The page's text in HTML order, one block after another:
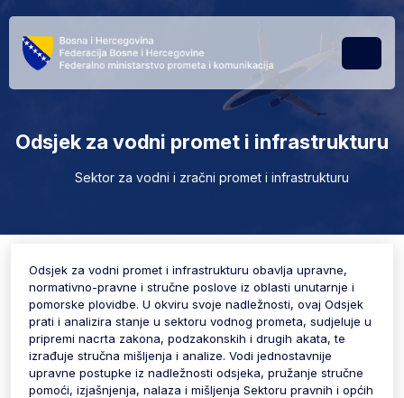
Menu
Odsjek za vodni promet i infrastrukturu
Sektor za vodni i zračni promet i infrastrukturu
Odsjek za vodni promet i infrastrukturu obavlja upravne,
normativno-pravne i stručne poslove iz oblasti unutarnje i
pomorske plovidbe. U okviru svoje nadležnosti, ovaj Odsjek
prati i analizira stanje u sektoru vodnog prometa, sudjeluje u
pripremi nacrta zakona, podzakonskih i drugih akata, te
izrađuje stručna mišljenja i analize. Vodi jednostavnije
upravne postupke iz nadležnosti odsjeka, pružanje stručne
pomoći, izjašnjenja, nalaza i mišljenja Sektoru pravnih i općih